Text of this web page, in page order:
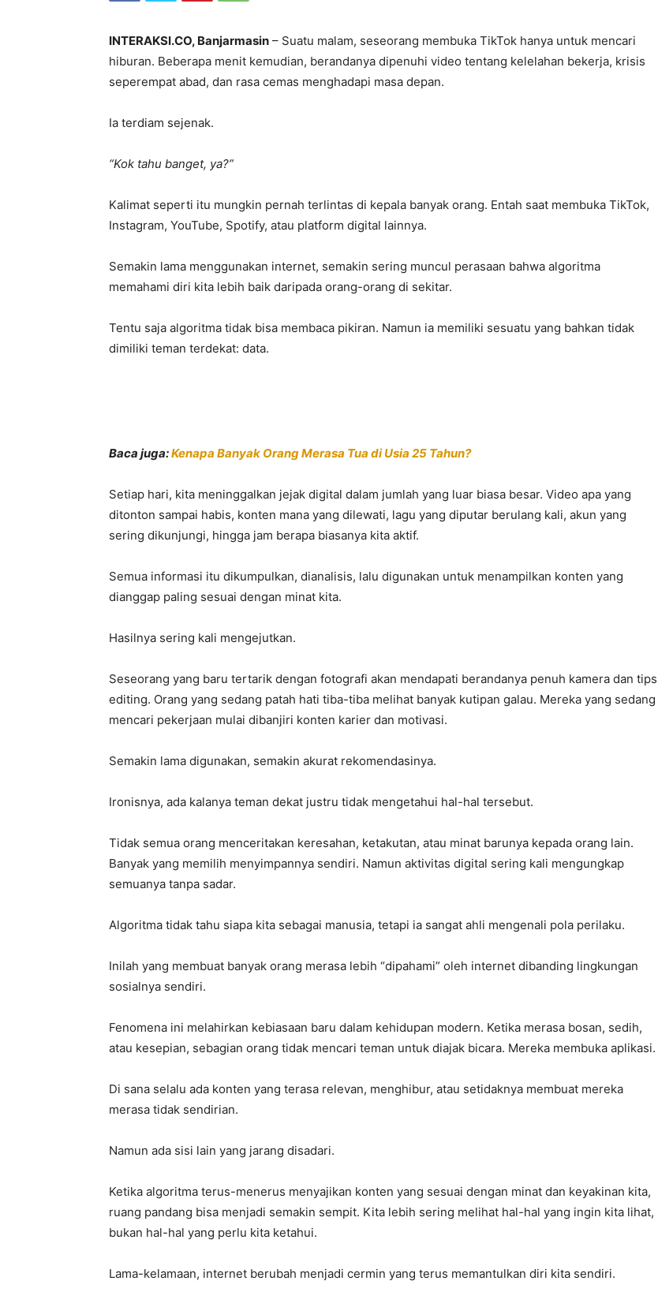
INTERAKSI.CO, Banjarmasin – Suatu malam, seseorang membuka TikTok hanya untuk mencari
hiburan. Beberapa menit kemudian, berandanya dipenuhi video tentang kelelahan bekerja, krisis
seperempat abad, dan rasa cemas menghadapi masa depan.
Ia terdiam sejenak.
“Kok tahu banget, ya?”
Kalimat seperti itu mungkin pernah terlintas di kepala banyak orang. Entah saat membuka TikTok,
Instagram, YouTube, Spotify, atau platform digital lainnya.
Semakin lama menggunakan internet, semakin sering muncul perasaan bahwa algoritma
memahami diri kita lebih baik daripada orang-orang di sekitar.
Tentu saja algoritma tidak bisa membaca pikiran. Namun ia memiliki sesuatu yang bahkan tidak
dimiliki teman terdekat: data.
Baca juga:Kenapa Banyak Orang Merasa Tua di Usia 25 Tahun?
Setiap hari, kita meninggalkan jejak digital dalam jumlah yang luar biasa besar. Video apa yang
ditonton sampai habis, konten mana yang dilewati, lagu yang diputar berulang kali, akun yang
sering dikunjungi, hingga jam berapa biasanya kita aktif.
Semua informasi itu dikumpulkan, dianalisis, lalu digunakan untuk menampilkan konten yang
dianggap paling sesuai dengan minat kita.
Hasilnya sering kali mengejutkan.
Seseorang yang baru tertarik dengan fotografi akan mendapati berandanya penuh kamera dan tips
editing. Orang yang sedang patah hati tiba-tiba melihat banyak kutipan galau. Mereka yang sedang
mencari pekerjaan mulai dibanjiri konten karier dan motivasi.
Semakin lama digunakan, semakin akurat rekomendasinya.
Ironisnya, ada kalanya teman dekat justru tidak mengetahui hal-hal tersebut.
Tidak semua orang menceritakan keresahan, ketakutan, atau minat barunya kepada orang lain.
Banyak yang memilih menyimpannya sendiri. Namun aktivitas digital sering kali mengungkap
semuanya tanpa sadar.
Algoritma tidak tahu siapa kita sebagai manusia, tetapi ia sangat ahli mengenali pola perilaku.
Inilah yang membuat banyak orang merasa lebih “dipahami” oleh internet dibanding lingkungan
sosialnya sendiri.
Fenomena ini melahirkan kebiasaan baru dalam kehidupan modern. Ketika merasa bosan, sedih,
atau kesepian, sebagian orang tidak mencari teman untuk diajak bicara. Mereka membuka aplikasi.
Di sana selalu ada konten yang terasa relevan, menghibur, atau setidaknya membuat mereka
merasa tidak sendirian.
Namun ada sisi lain yang jarang disadari.
Ketika algoritma terus-menerus menyajikan konten yang sesuai dengan minat dan keyakinan kita,
ruang pandang bisa menjadi semakin sempit. Kita lebih sering melihat hal-hal yang ingin kita lihat,
bukan hal-hal yang perlu kita ketahui.
Lama-kelamaan, internet berubah menjadi cermin yang terus memantulkan diri kita sendiri.